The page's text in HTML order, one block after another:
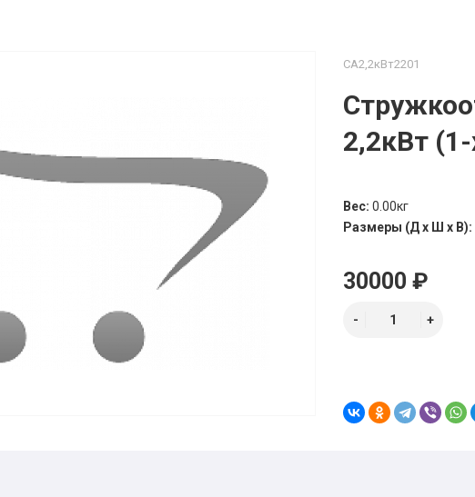
СА2,2кВт2201
2,2кВт
Вес: 0.00кг
Размеры (Д х Ш х В):
30000 ₽